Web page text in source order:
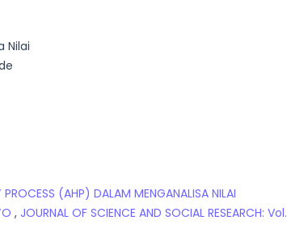
Nilai
(AHP) DALAM MENGANALISA NILAI
, JOURNAL OF SCIENCE AND SOCIAL RESEARCH: Vol.